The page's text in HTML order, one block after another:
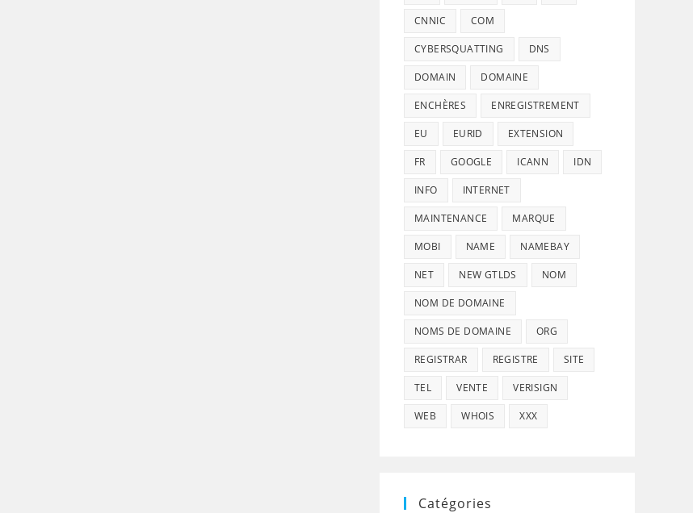
CNNIC COM
CYBERSQUATTING DNS
DOMAIN DOMAINE
ENCHÈRES ENREGISTREMENT
EU EURID EXTENSION
FR GOOGLE ICANN IDN
INFO INTERNET
MAINTENANCE MARQUE
MOBI NAME NAMEBAY
NET NEW GTLDS NOM
NOM DE DOMAINE
NOMS DE DOMAINE ORG
REGISTRAR REGISTRE SITE
TEL VENTE VERISIGN
WEB WHOIS XXX
Catégories